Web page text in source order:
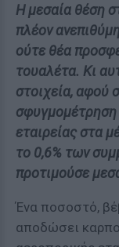
Η μεσαία θέση
πλέον
ούτε θέα
τουαλέτα. Κι
στοιχεία,
σφυγμομέτρηση
εταιρείας στα
το 0,6% των
προτιμούσε
Ένα ποσοστό,
αποδώσει